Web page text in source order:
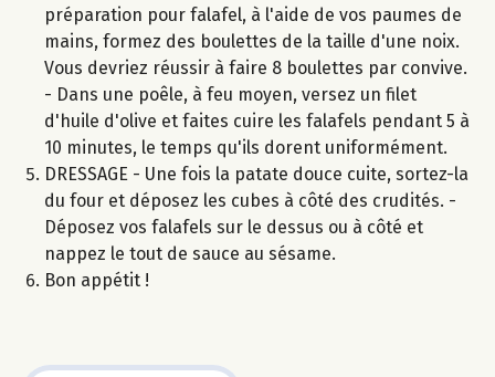
préparation pour falafel, à l'aide de vos paumes de
mains, formez des boulettes de la taille d'une noix.
Vous devriez réussir à faire 8 boulettes par convive.
- Dans une poêle, à feu moyen, versez un filet
d'huile d'olive et faites cuire les falafels pendant 5 à
10 minutes, le temps qu'ils dorent uniformément.
DRESSAGE - Une fois la patate douce cuite, sortez-la
du four et déposez les cubes à côté des crudités. -
Déposez vos falafels sur le dessus ou à côté et
nappez le tout de sauce au sésame.
Bon appétit !